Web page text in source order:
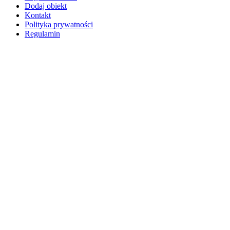
Dodaj obiekt
Kontakt
Polityka prywatności
Regulamin